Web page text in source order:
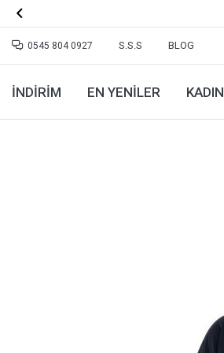

0545 804 0927 S.S.S BLOG
İNDİRİM EN YENILER KADIN